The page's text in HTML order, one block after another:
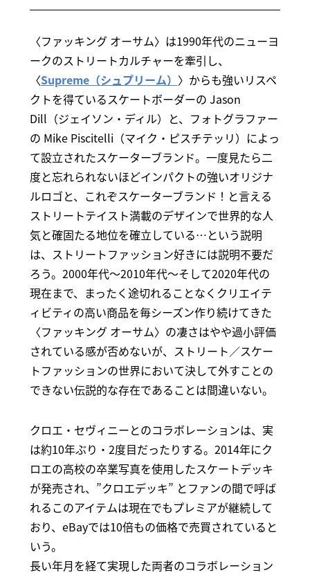
〈ファッキング オーサム〉は1990年代のニューヨ
ークのストリートカルチャーを牽引し、
〈Supreme（シュプリーム） 〉からも強いリスペ
クトを得ているスケートボーダーの Jason
Dill（ジェイソン・ディル）と、フォトグラファー
の Mike Piscitelli（マイク・ピスチテッリ）によっ
て設立されたスケーターブランド。一度見たら二
度と忘れられないほどインパクトの強いオリジナ
ルロゴと、これぞスケーターブランド！と言える
ストリートテイスト満載のデザインで世界的な人
気と確固たる地位を確立している…という説明
は、ストリートファッション好きには説明不要だ
ろう。2000年代～2010年代～そして2020年代の
現在まで、まったく途切れることなくクリエイテ
ィビティの高い商品を毎シーズン作り続けてきた
〈ファッキング オーサム〉の凄さはやや過小評価
されている感が否めないが、ストリート／スケー
トファッションの世界において決して外すことの
できない伝説的な存在であることは間違いない。
クロエ・セヴィニーとのコラボレーションは、実
は約10年ぶり・2度目だったりする。2014年にク
ロエの高校の卒業写真を使用したスケートデッキ
が発売され、”クロエデッキ” とファンの間で呼ば
れるこのアイテムは現在でもプレミアが継続して
おり、eBayでは10倍もの価格で売買されていると
いう。
長い年月を経て実現した両者のコラボレーション